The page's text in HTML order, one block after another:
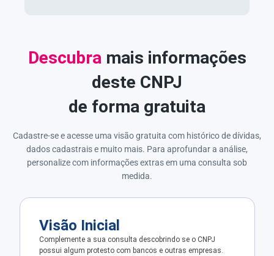
Descubra mais informações
deste CNPJ
de forma gratuita
Cadastre-se e acesse uma visão gratuita com histórico de dívidas,
dados cadastrais e muito mais. Para aprofundar a análise,
personalize com informações extras em uma consulta sob
medida.
Visão Inicial
Complemente a sua consulta descobrindo se o CNPJ
possui algum protesto com bancos e outras empresas.